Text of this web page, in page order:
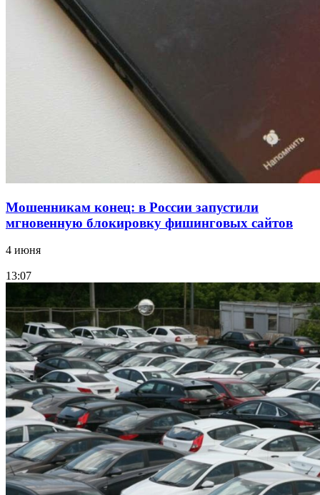
Покушение на убийство в Волгограде: девушка
напала на незнакомую женщину с ножом
Сладкий праздник в Волгограде: в Центральном
парке прошёл фестиваль „Арбузный переполох“
Мошенникам конец: в России запустили
мгновенную блокировку фишинговых сайтов
4 июня
13:07